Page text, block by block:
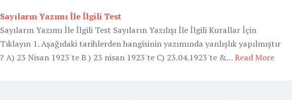
Sayıların Yazımı İle İlgili Test
Sayıların Yazımı İle İlgili Test Sayıların Yazılışı İle İlgili Kurallar İçin
Tıklayın 1. Aşağıdaki tarihlerden hangisinin yazımında yanlışlık yapılmıştır
? A) 23 Nisan 1923'te B ) 23 nisan 1923'te C) 23.04.1923'te &…Read More